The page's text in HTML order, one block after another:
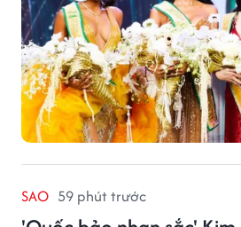
SAO 59 phút trước